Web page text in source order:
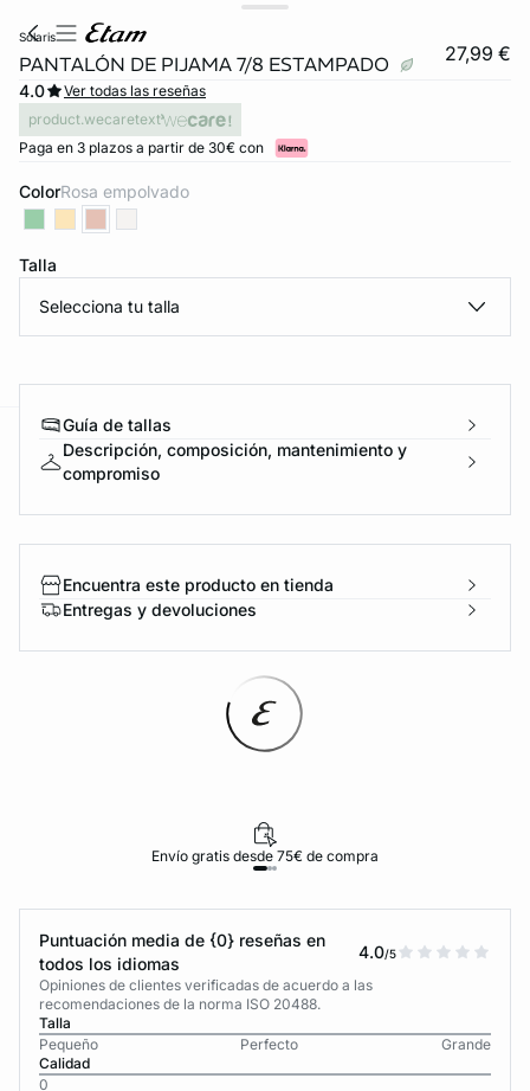
solaris
PANTALÓN DE PIJAMA 7/8 ESTAMPADO 27,99 €
4.0
Ver todas las reseñas
product.wecaretext
Paga en 3 plazos a partir de 30€ con
Color rosa empolvado
Talla
Selecciona tu talla
Guía de tallas
Descripción, composición, mantenimiento y
compromiso
Encuentra este producto en tienda
Entregas y devoluciones
Envío gratis desde 75€ de compra
Puntuación media de {0} reseñas en
todos los idiomas
4.0/5
Opiniones de clientes verificadas de acuerdo a las
recomendaciones de la norma ISO 20488.
Talla
Pequeño
Perfecto
Grande
Calidad
0